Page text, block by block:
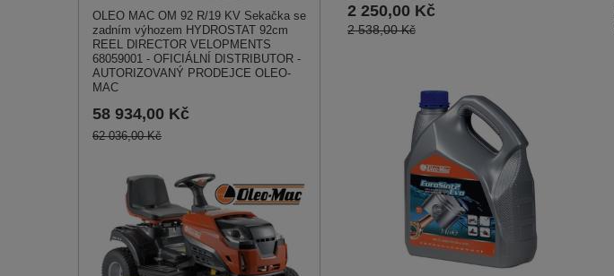
OLEO MAC OM 92 R/19 KV Sekačka se
zadním výhozem HYDROSTAT 92cm
REEL DIRECTOR VELOPMENTS
68059001 - OFICIÁLNÍ DISTRIBUTOR -
AUTORIZOVANÝ PRODEJCE OLEO-
MAC
58 934,00 Kč
62 036,00 Kč
2 250,00 Kč
2 538,00 Kč